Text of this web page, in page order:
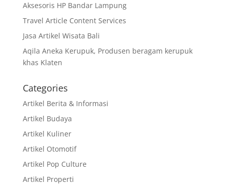
Aksesoris HP Bandar Lampung
Travel Article Content Services
Jasa Artikel Wisata Bali
Aqila Aneka Kerupuk, Produsen beragam kerupuk
khas Klaten
Categories
Artikel Berita & Informasi
Artikel Budaya
Artikel Kuliner
Artikel Otomotif
Artikel Pop Culture
Artikel Properti